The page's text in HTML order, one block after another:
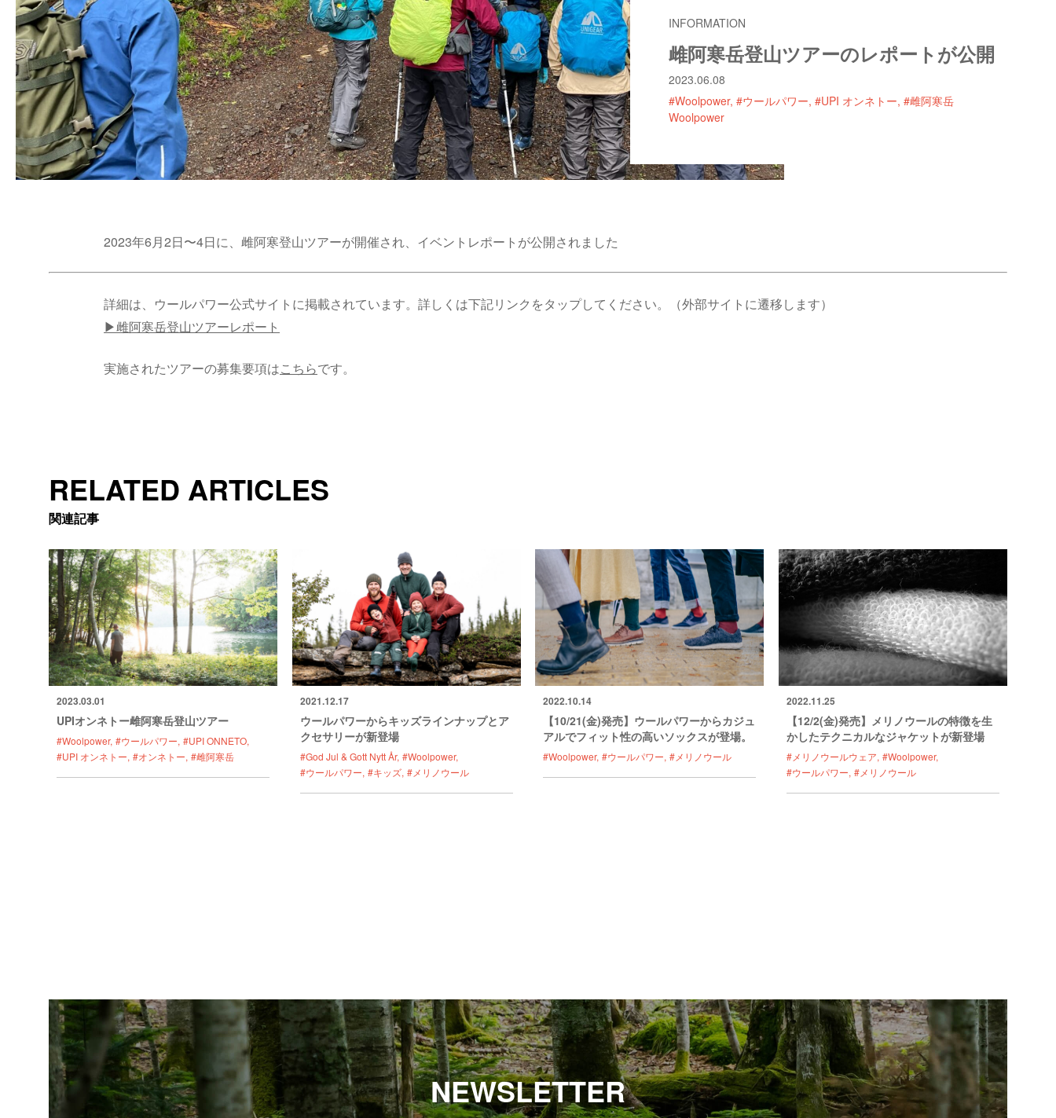
INFORMATION
雌阿寒岳登山ツアーのレポートが公開
2023.06.08
#Woolpower #ウールパワー #UPI オンネトー #雌阿寒岳
Woolpower
2023年6月2日〜4日に、雌阿寒登山ツアーが開催され、イベントレポートが公開されました
詳細は、ウールパワー公式サイトに掲載されています。詳しくは下記リンクをタップしてください。（外部サイトに遷移します）
▶雌阿寒岳登山ツアーレポート
実施されたツアーの募集要項はこちらです。
RELATED ARTICLES
関連記事
2023.03.01
UPIオンネトー雌阿寒岳登山ツアー
#Woolpower #ウールパワー #UPI ONNETO
#UPI オンネトー #オンネトー #雌阿寒岳
2021.12.17
ウールパワーからキッズラインナップとア
クセサリーが新登場
#God Jul & Gott Nytt År #Woolpower
#ウールパワー #キッズ #メリノウール
2022.10.14
【10/21(金)発売】ウールパワーからカジュ
アルでフィット性の高いソックスが登場。
#Woolpower #ウールパワー #メリノウール
2022.11.25
【12/2(金)発売】メリノウールの特徴を生
かしたテクニカルなジャケットが新登場
#メリノウールウェア #Woolpower
#ウールパワー #メリノウール
NEWSLETTER